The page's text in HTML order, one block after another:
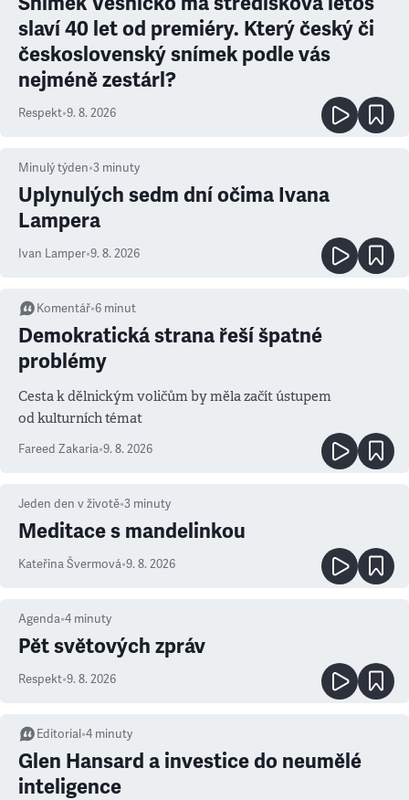
slaví 40 let od premiéry. Který český či
československý snímek podle vás
nejméně zestárl?
Respekt•9. 8. 2026
Minulý týden•3 minuty
Uplynulých sedm dní očima Ivana
Lampera
Ivan Lamper•9. 8. 2026
Komentář•6 minut
Demokratická strana řeší špatné
problémy
Cesta k dělnickým voličům by měla začít ústupem
od kulturních témat
Fareed Zakaria•9. 8. 2026
Jeden den v životě•3 minuty
Meditace s mandelinkou
Kateřina Švermová•9. 8. 2026
Agenda•4 minuty
Pět světových zpráv
Respekt•9. 8. 2026
Editorial •4 minuty
Glen Hansard a investice do neumělé
inteligence